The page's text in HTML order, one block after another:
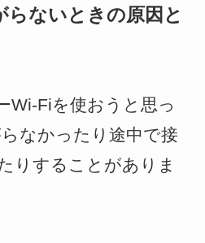
らないときの原因と
Wi-Fiを使おうと思っ
なかったり途中で接
りすることがありま